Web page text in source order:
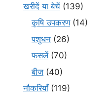
खरीदें या बेचें (139)
कृषि उपकरण(14)
पशुधन (26)
फसलें(70)
बीज (40)
नौकरियाँ(119)